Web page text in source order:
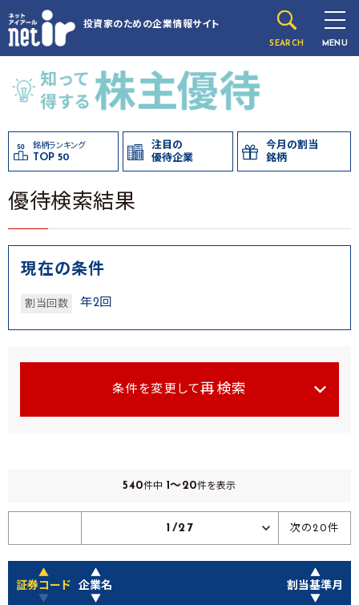
投資家のための企業情報サイト
SEARCH MENU
銘柄ランキング
TOP 50
注目の
優待企業
今月の割当
銘柄
優待検索結果
現在の条件
割当回数 年2回
条件を変更して 再検索
540件中 1～20件を表示
1/27 次の20件
▲
証券コード
▼
▲
企業名
▼
▲
割当基準月
▼